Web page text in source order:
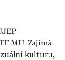
MU. Zajímá
kulturu,